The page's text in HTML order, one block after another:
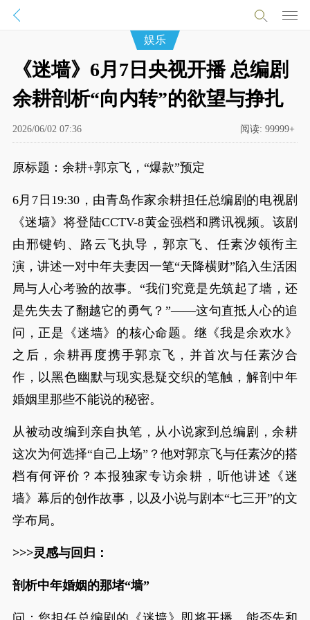
娱乐
《迷墙》6月7日央视开播 总编剧
余耕剖析“向内转”的欲望与挣扎
2026/06/02 07:36 阅读: 99999+
原标题：余耕+郭京飞，“爆款”预定
6月7日19:30，由青岛作家余耕担任总编剧的电视剧
《迷墙》将登陆CCTV-8黄金强档和腾讯视频。该剧
由邢键钧、路云飞执导，郭京飞、任素汐领衔主
演，讲述一对中年夫妻因一笔“天降横财”陷入生活困
局与人心考验的故事。“我们究竟是先筑起了墙，还
是先失去了翻越它的勇气？”——这句直抵人心的追
问，正是《迷墙》的核心命题。继《我是余欢水》
之后，余耕再度携手郭京飞，并首次与任素汐合
作，以黑色幽默与现实悬疑交织的笔触，解剖中年
婚姻里那些不能说的秘密。
从被动改编到亲自执笔，从小说家到总编剧，余耕
这次为何选择“自己上场”？他对郭京飞与任素汐的搭
档有何评价？本报独家专访余耕，听他讲述《迷
墙》幕后的创作故事，以及小说与剧本“七三开”的文
学布局。
>>>灵感与回归：
剖析中年婚姻的那堵“墙”